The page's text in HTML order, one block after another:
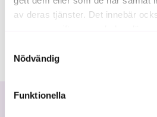
av deras tjänster. Det innebär
Om du klickar på avvisa kommer
eller delning av information enligt
förutom för kakor som är
ska fungera se mer under
Nödvändig
Funktionella